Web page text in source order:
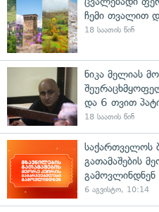
ჩემი თვალით
18 საათის წინ
ნიკა მელიას
და 6 თვით
18 საათის წინ
საქართველოს
გათამაშების
გამოვლინდნენ
6 აგვისტო, 10:14